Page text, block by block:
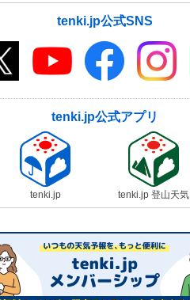
tenki.jp公式SNS
tenki.jp公式アプリ
tenki.jp tenki.jp 登山天気